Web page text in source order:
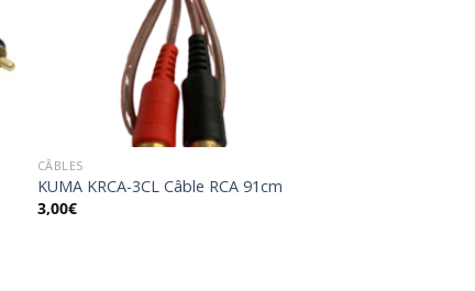
CÂBLES
KUMA KRCA-3CL Câble RCA 91cm
3,00€